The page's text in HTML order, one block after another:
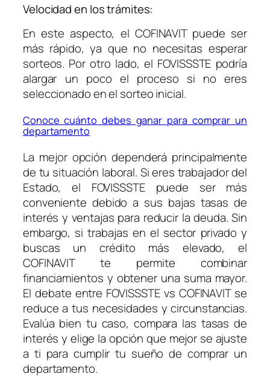
Velocidad en los trámites:
En este aspecto, el COFINAVIT puede ser
más rápido, ya que no necesitas esperar
sorteos. Por otro lado, el FOVISSSTE podría
alargar un poco el proceso si no eres
seleccionado en el sorteo inicial.
Conoce cuánto debes ganar para comprar un
departamento
La mejor opción dependerá principalmente
de tu situación laboral. Si eres trabajador del
Estado, el FOVISSSTE puede ser más
conveniente debido a sus bajas tasas de
interés y ventajas para reducir la deuda. Sin
embargo, si trabajas en el sector privado y
buscas un crédito más elevado, el
COFINAVIT te permite combinar
financiamientos y obtener una suma mayor.
El debate entre FOVISSSTE vs COFINAVIT se
reduce a tus necesidades y circunstancias.
Evalúa bien tu caso, compara las tasas de
interés y elige la opción que mejor se ajuste
a ti para cumplir tu sueño de comprar un
departamento.